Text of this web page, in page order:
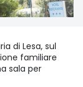
di Lesa, sul
familiare
sala per